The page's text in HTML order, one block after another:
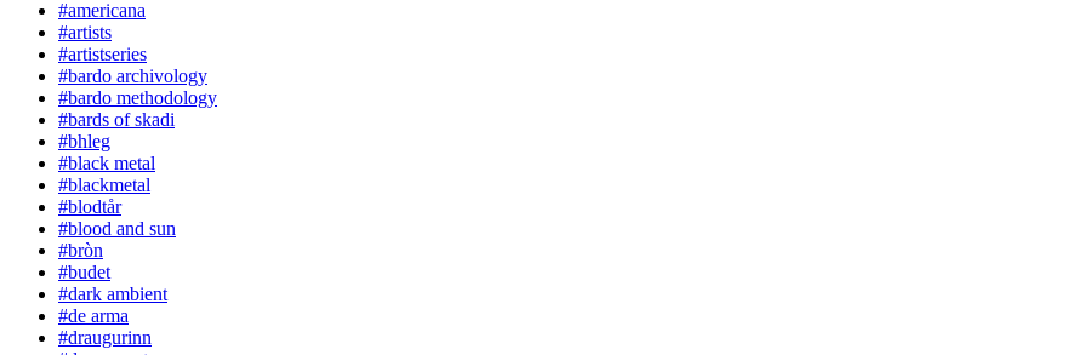
#americana
#artists
#artistseries
#bardo archivology
#bardo methodology
#bards of skadi
#bhleg
#black metal
#blackmetal
#blodtår
#blood and sun
#bròn
#budet
#dark ambient
#de arma
#draugurinn